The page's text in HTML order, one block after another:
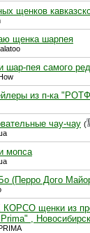
щенков
щенка шарпея
шар-пея самого
из п-ка
чау-чау (
мопса
(Перро Дого
щенки из
,